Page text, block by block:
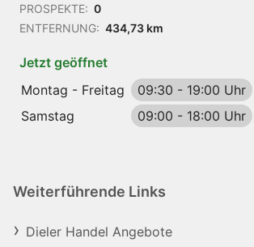
PROSPEKTE: 0
ENTFERNUNG: 434,73 km
Jetzt geöffnet
Montag - Freitag
09:30 - 19:00 Uhr
Samstag
09:00 - 18:00 Uhr
Weiterführende Links
Dieler Handel Angebote